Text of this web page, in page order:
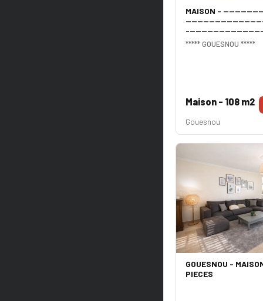
MAISON -
***** GOUESNOU *****
Maison - 108 m2
Gouesnou
GOUESNOU -
PIECES